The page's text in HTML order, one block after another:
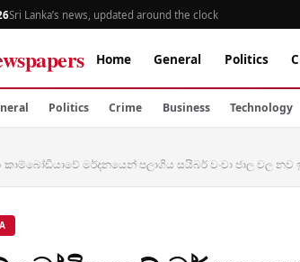
Sri Lanka’s news, updated around the clock
Home General Politics
Politics Crime Business Technology
කාම්බෝඩියාවේ මර්දනයෙන් පලාගිය සයිබර් වංචා ජාල වල නව